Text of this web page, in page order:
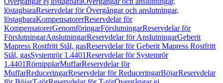
löstagbaraReservdelar för Övergångar och anslutningar,
löstagbaraKompensatorerReservdelar för
KompensatorerGenomföringarFörslutningarReservdelar för
FörslutningarAnslutningarReservdelar för AnslutningarGeberit
Mapress Rostfritt Stål, gasReservdelar för Geberit Mapress Rostfritt
Stål, gasSystemrör 1.4401Reservdelar för Systemrör
1.4401RörnipplarMuffarReservdelar för
MuffarReduceringarReservdelar för ReduceringarBöjarReservdelar